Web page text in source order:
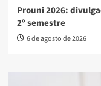
Prouni 2026:
2º semestre
6 de agosto de 2026